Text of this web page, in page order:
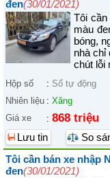
đen(30/01/2021)
Tôi cần
màu
bóng,
nhà chỉ
chút lỗi
Hộp số : Số tự động
Nhiên liệu : Xăng
Giá xe
: 868 triệu
Lưu tin
So
Tôi cần bán xe nhập
đen(30/01/2021)